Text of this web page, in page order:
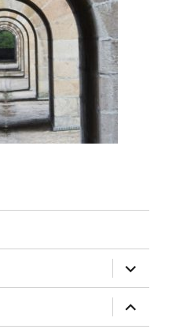
ouvrir
le
sous-
menu
ouvrir
le